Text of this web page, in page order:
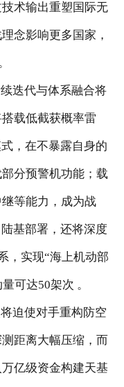
术输出重塑国际无
念影响更多国家，
迭代与体系融合将
载低截获概率雷
，在不暴露自身的
分预警机功能；载
等能力，成为战
基部署，还将深度
，实现“海上机动部
可达50架次 。
迫使对手重构防空
距离大幅压缩，而
亿级资金构建天基